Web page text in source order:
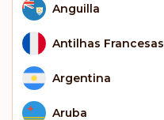
Anguilla
Antilhas Francesas
Argentina
Aruba